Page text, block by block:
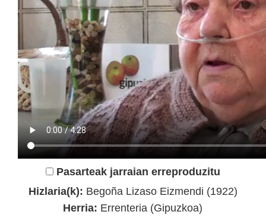
Pasarteak jarraian erreproduzitu
Hizlaria(k): Begoña Lizaso Eizmendi (1922)
Herria: Errenteria (Gipuzkoa)